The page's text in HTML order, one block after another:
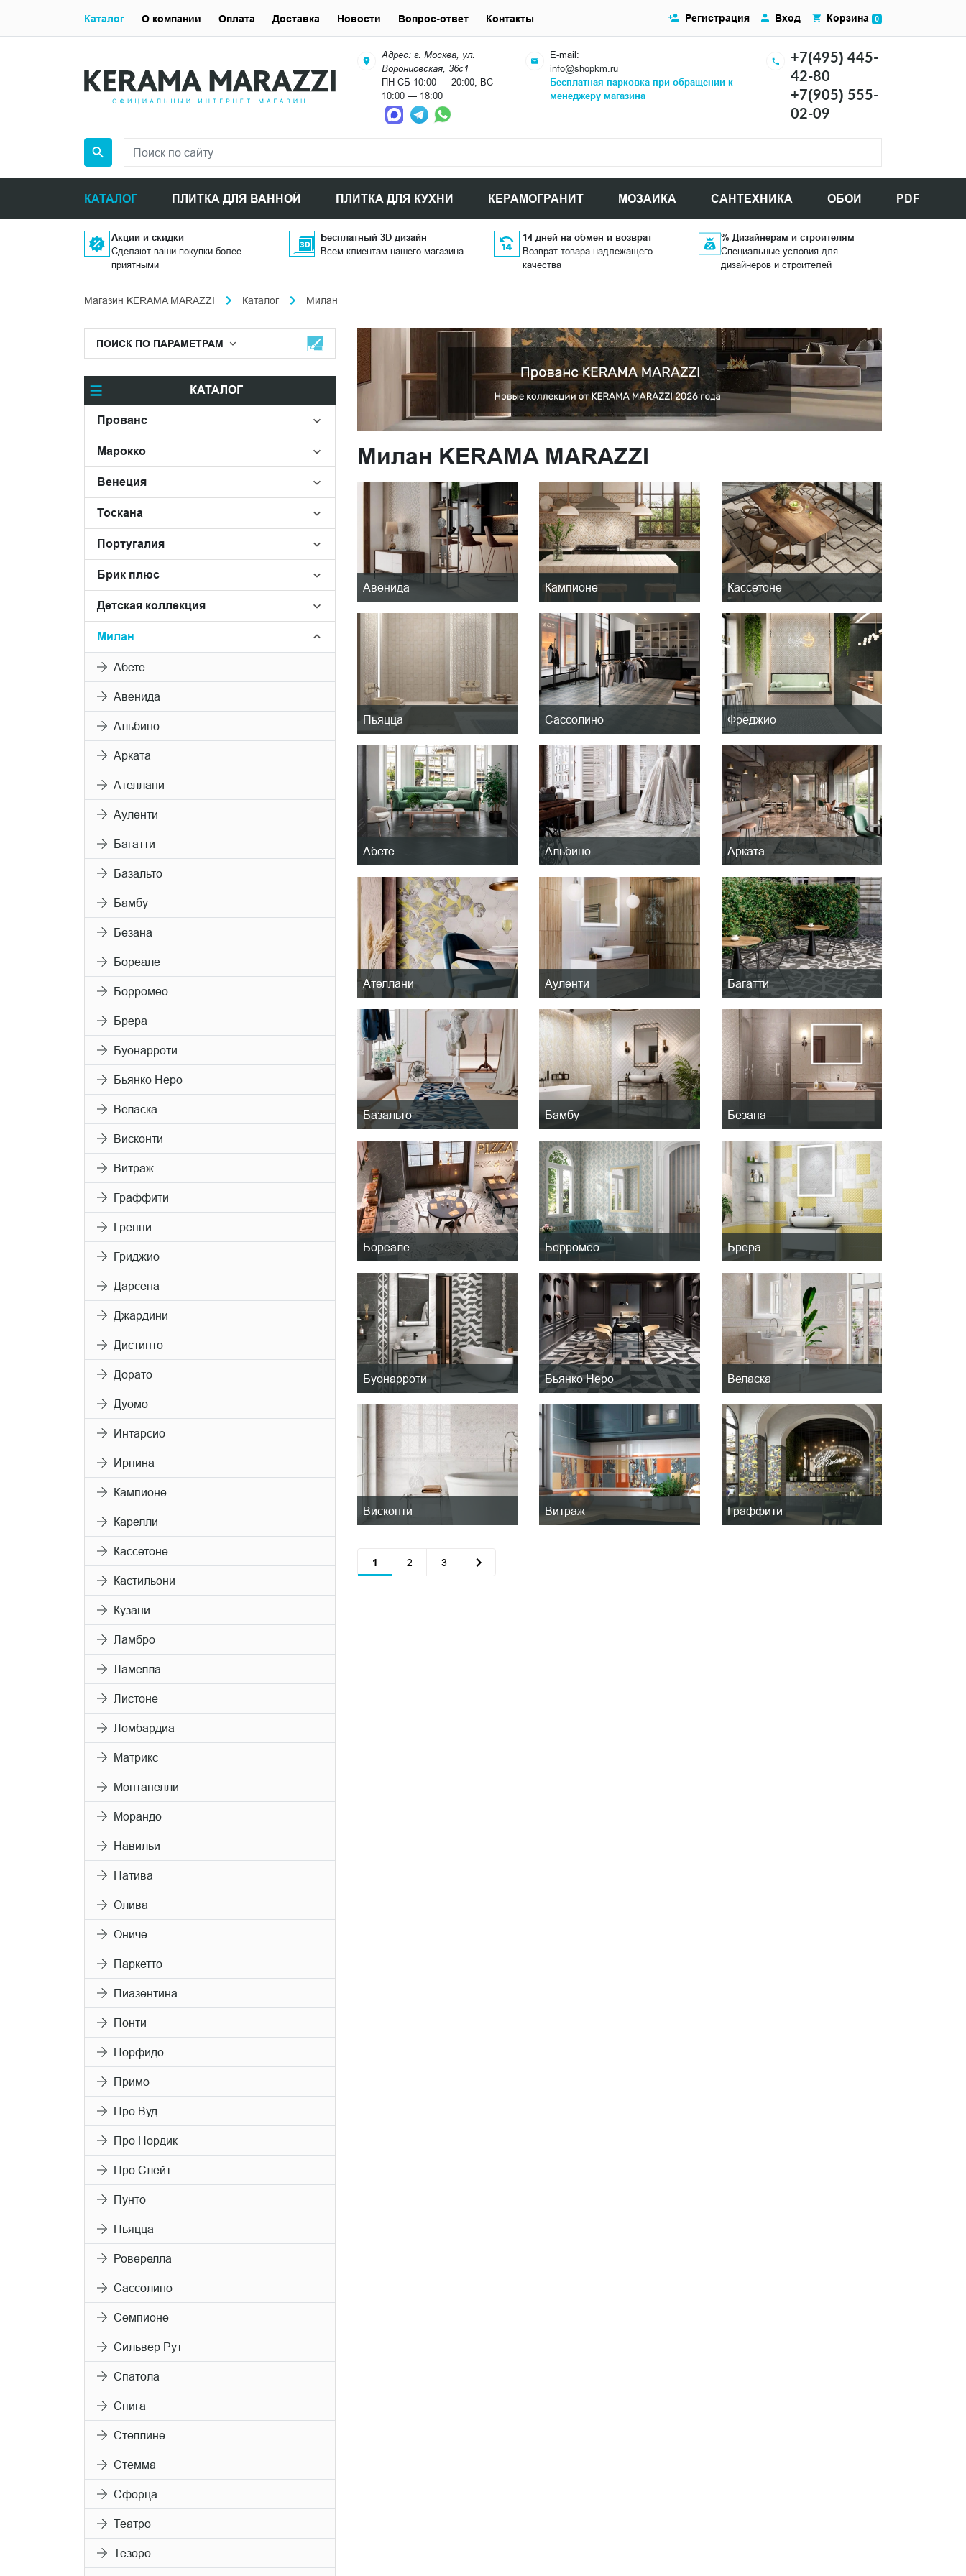
Адрес: г. Москва, ул.
Воронцовская, 36с1
ПН-СБ 10:00 — 20:00, ВС
10:00 — 18:00
E-mail:
info@shopkm.ru
Бесплатная парковка при обращении к
менеджеру магазина
+7(495) 445-
42-80
+7(905) 555-
02-09
КАТАЛОГ ПЛИТКА ДЛЯ ВАННОЙ ПЛИТКА ДЛЯ КУХНИ КЕРАМОГРАНИТ МОЗАИКА САНТЕХНИКА ОБОИ PDF
Регистрация Вход Корзина 0
Каталог О компании Оплата Доставка Новости Вопрос-ответ Контакты
Акции и скидки
Сделают ваши покупки более
приятными
Бесплатный 3D дизайн
Всем клиентам нашего магазина
14 дней на обмен и возврат
Возврат товара надлежащего
качества
% Дизайнерам и строителям
Специальные условия для
дизайнеров и строителей
Магазин KERAMA MARAZZI Каталог Милан
ПОИСК ПО ПАРАМЕТРАМ
КАТАЛОГ
Прованс
Марокко
Венеция
Тоскана
Португалия
Брик плюс
Детская коллекция
Милан
Абете
Авенида
Альбино
Арката
Ателлани
Ауленти
Багатти
Базальто
Бамбу
Безана
Бореале
Борромео
Брера
Буонарроти
Бьянко Неро
Веласка
Висконти
Витраж
Граффити
Греппи
Гриджио
Дарсена
Джардини
Дистинто
Дорато
Дуомо
Интарсио
Ирпина
Кампионе
Карелли
Кассетоне
Кастильони
Кузани
Ламбро
Ламелла
Листоне
Ломбардиа
Матрикс
Монтанелли
Морандо
Навильи
Натива
Олива
Ониче
Паркетто
Пиазентина
Понти
Порфидо
Примо
Про Вуд
Про Нордик
Про Слейт
Пунто
Пьяцца
Роверелла
Сассолино
Семпионе
Сильвер Рут
Спатола
Спига
Стеллине
Стемма
Сфорца
Театро
Тезоро
Милан KERAMA MARAZZI
Авенида Кампионе Кассетоне
Пьяцца Сассолино Фреджио
Абете Альбино Арката
Ателлани Ауленти Багатти
Базальто Бамбу Безана
Бореале Борромео Брера
Буонарроти Бьянко Неро Веласка
Висконти Витраж Граффити
1 2 3